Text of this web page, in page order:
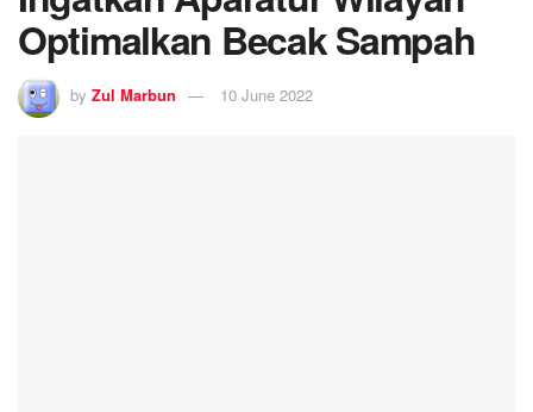
Optimalkan Becak Sampah
by Zul Marbun 10 June 2022